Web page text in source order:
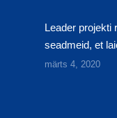
Leader projekti
seadmeid, et
märts 4, 2020